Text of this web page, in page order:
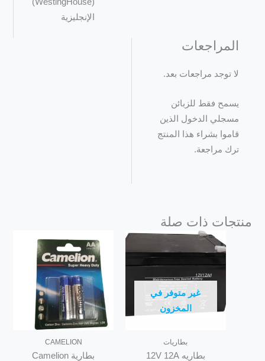
(WestingHouse)
الإنجليزية
المراجعات
لا توجد مراجعات بعد.
يسمح فقط للزبائن
مسجلي الدخول الذين
قاموا بشراء هذا المنتج
ترك مراجعة.
منتجات ذات صلة
غير متوفر في
المخزون
بطاريات
بطاريه 12V 12A
CAMELION
بطارية Camelion